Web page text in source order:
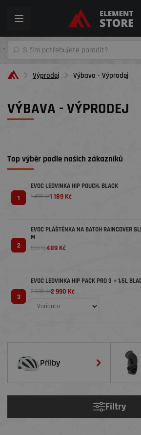
Toggle
Výprodej Výbava - Výprodej
VÝBAVA - VÝPRODEJ
´
Top výběr podle našich zákazníků
1
EVOC LEDVINKA HIP POUCH, BLACK
1 490 Kč1 189 Kč
2
EVOC PLÁŠTĚNKA NA BATOH RAINCOVER
M
590 Kč489 Kč
3
EVOC LEDVINKA HIP PACK PRO 3 + 1,5L
3 690 Kč2 990 Kč
Přilby
Filtry